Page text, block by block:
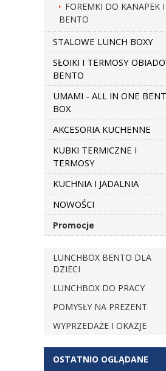
FOREMKI DO KANAPEK I
BENTO
STALOWE LUNCH BOXY
SŁOIKI I TERMOSY
BENTO
UMAMI - ALL IN ONE
BOX
AKCESORIA KUCHENNE
KUBKI TERMICZNE I
TERMOSY
KUCHNIA I JADALNIA
NOWOŚCI
Promocje
LUNCHBOX BENTO DLA
DZIECI
LUNCHBOX DO PRACY
POMYSŁY NA PREZENT
WYPRZEDAŻE I OKAZJE
OSTATNIO OGLĄDANE